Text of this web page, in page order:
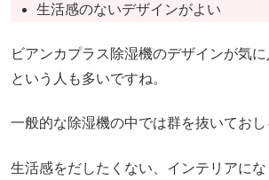
生活感のないデザインがよい
ビアンカプラス除湿機のデザインが気に
という人も多いですね。
一般的な除湿機の中では群を抜いておし
生活感をだしたくない、インテリアに